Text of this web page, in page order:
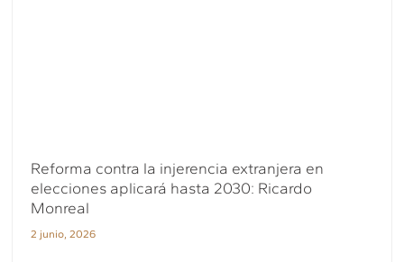
Reforma contra la injerencia extranjera en
elecciones aplicará hasta 2030: Ricardo
Monreal
2 junio, 2026